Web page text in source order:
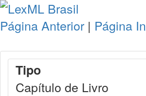
Página Anterior | Página
Tipo
Capítulo de Livro